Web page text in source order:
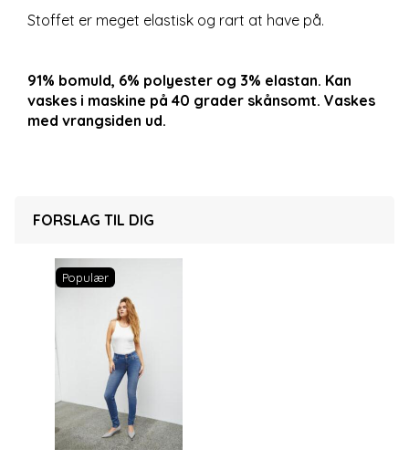
Stoffet er meget elastisk og rart at have på.
91% bomuld, 6% polyester og 3% elastan. Kan
vaskes i maskine på 40 grader skånsomt. Vaskes
med vrangsiden ud.
FORSLAG TIL DIG
Populær